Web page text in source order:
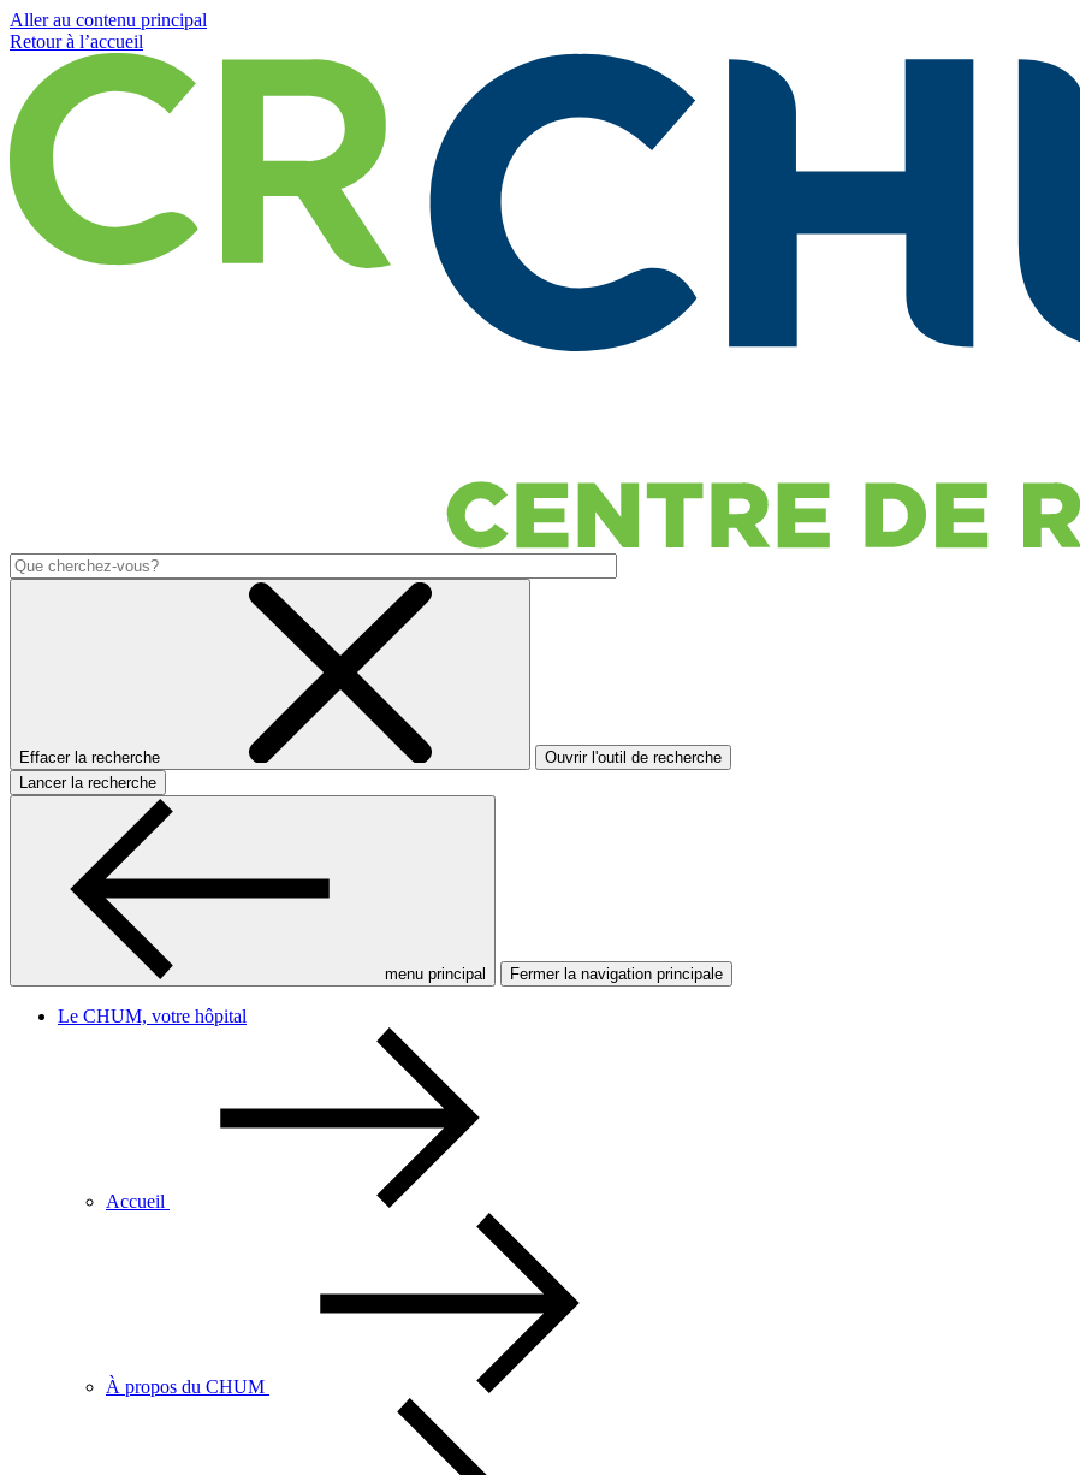
Aller au contenu principal
Retour à l’accueil
Effacer la recherche
Ouvrir l'outil de recherche
Lancer la recherche
menu principal Fermer la navigation principale
Le CHUM, votre hôpital
Accueil
À propos du CHUM